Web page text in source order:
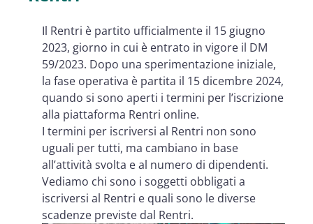
Il Rentri è partito ufficialmente il 15 giugno
2023, giorno in cui è entrato in vigore il DM
59/2023. Dopo una sperimentazione iniziale,
la fase operativa è partita il 15 dicembre 2024,
quando si sono aperti i termini per l’iscrizione
alla piattaforma Rentri online.
I termini per iscriversi al Rentri non sono
uguali per tutti, ma cambiano in base
all’attività svolta e al numero di dipendenti.
Vediamo chi sono i soggetti obbligati a
iscriversi al Rentri e quali sono le diverse
scadenze previste dal Rentri.